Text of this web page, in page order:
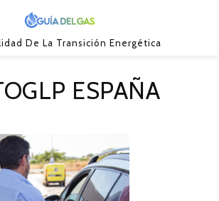
De La Transición Energética
ESPAÑA